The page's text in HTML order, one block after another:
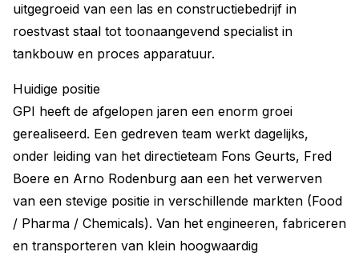
uitgegroeid van een las en constructiebedrijf in
roestvast staal tot toonaangevend specialist in
tankbouw en proces apparatuur.
Huidige positie
GPI heeft de afgelopen jaren een enorm groei
gerealiseerd. Een gedreven team werkt dagelijks,
onder leiding van het directieteam Fons Geurts, Fred
Boere en Arno Rodenburg aan een het verwerven
van een stevige positie in verschillende markten (Food
/ Pharma / Chemicals). Van het engineeren, fabriceren
en transporteren van klein hoogwaardig